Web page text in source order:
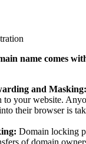
name comes
and Masking:
to your website.
their browser is
Domain locking
of domain